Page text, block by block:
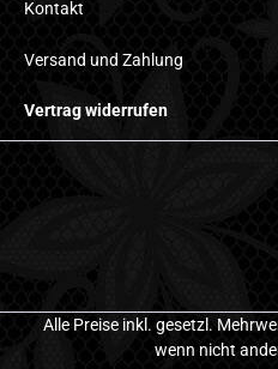
Kontakt
Versand und Zahlung
Vertrag widerrufen
Alle Preise inkl. gesetzl.
wenn nicht